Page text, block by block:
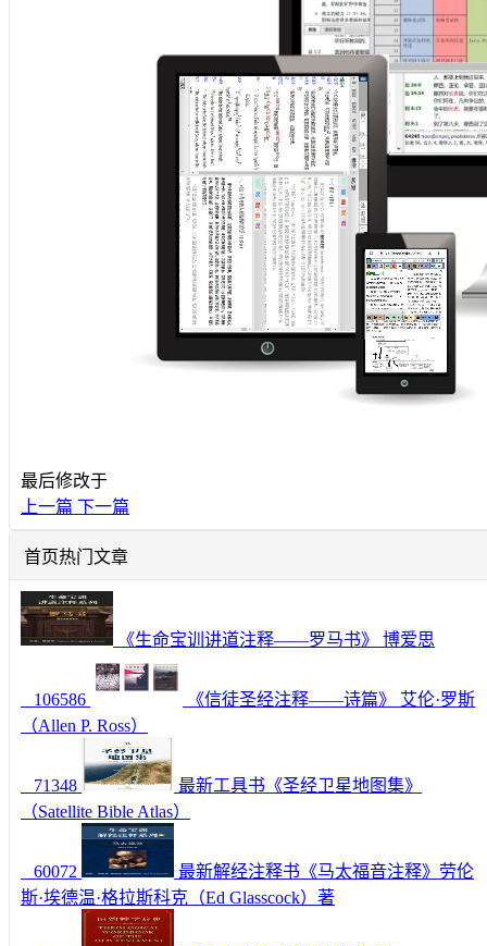
最后修改于
上一篇 下一篇
首页热门文章
《生命宝训讲道注释——罗马书》 博爱思
106586
《信徒圣经注释——诗篇》 艾伦·罗斯
（Allen P. Ross）
71348
最新工具书《圣经卫星地图集》
（Satellite Bible Atlas）
60072
最新解经注释书《马太福音注释》劳伦
斯·埃德温·格拉斯科克（Ed Glasscock）著